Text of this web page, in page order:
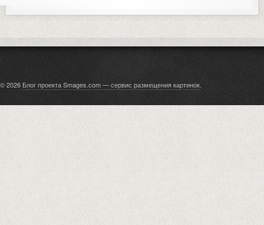
© 2026 Блог проекта Smages.com — сервис размещения картинок.